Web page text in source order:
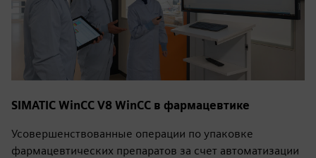
SIMATIC WinCC V8 WinCC в фармацевтике
Усовершенствованные операции по упаковке
фармацевтических препаратов за счет автоматизации